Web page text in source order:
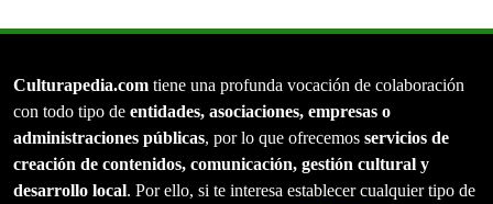
Culturapedia.com tiene una profunda vocación de colaboración
con todo tipo de entidades, asociaciones, empresas o
administraciones públicas, por lo que ofrecemos servicios de
creación de contenidos, comunicación, gestión cultural y
desarrollo local. Por ello, si te interesa establecer cualquier tipo de